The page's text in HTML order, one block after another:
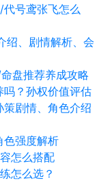
号鸢张飞怎么
绍、剧情解析、会
盘推荐养成攻略
？孙权价值评估
剧情、角色介绍
色强度解析
怎么搭配
怎么选？